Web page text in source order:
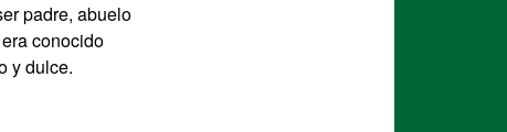
padre, abuelo
conocido
y dulce.